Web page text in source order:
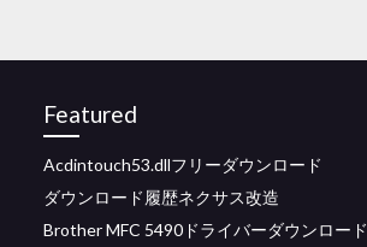
Featured
Acdintouch53.dllフリーダウンロード
ダウンロード履歴ネクサス改造
Brother MFC 5490ドライバーダウンロード